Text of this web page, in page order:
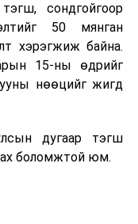
сондгойгоор
50 мянган
хэрэгжиж байна.
15-ны өдрийг
нөөцийг жигд
дугаар тэгш
боломжтой юм.